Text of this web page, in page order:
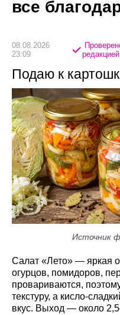
все
08.08.2026
23:09
редакцией
Подаю к
Источник
Салат «Лето» — яркая
огурцов, помидоров,
провариваются,
текстуру, а кисло-
вкус. Выход — около